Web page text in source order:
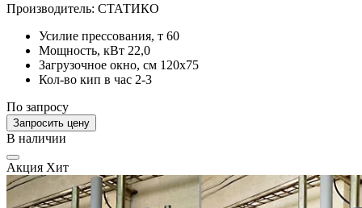
Производитель: СТАТИКО
Усилие прессования, т 60
Мощность, кВт 22,0
Загрузочное окно, см 120х75
Кол-во кип в час 2-3
По запросу
Запросить цену
В наличии
Акция Хит